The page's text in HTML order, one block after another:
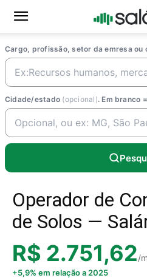
Cargo, profissão, setor da emresa ou
Cidade/estado (opcional). Em branco
Operador de
de Solos —
R$ 2.751,62/
+5,9% em relação a 2025